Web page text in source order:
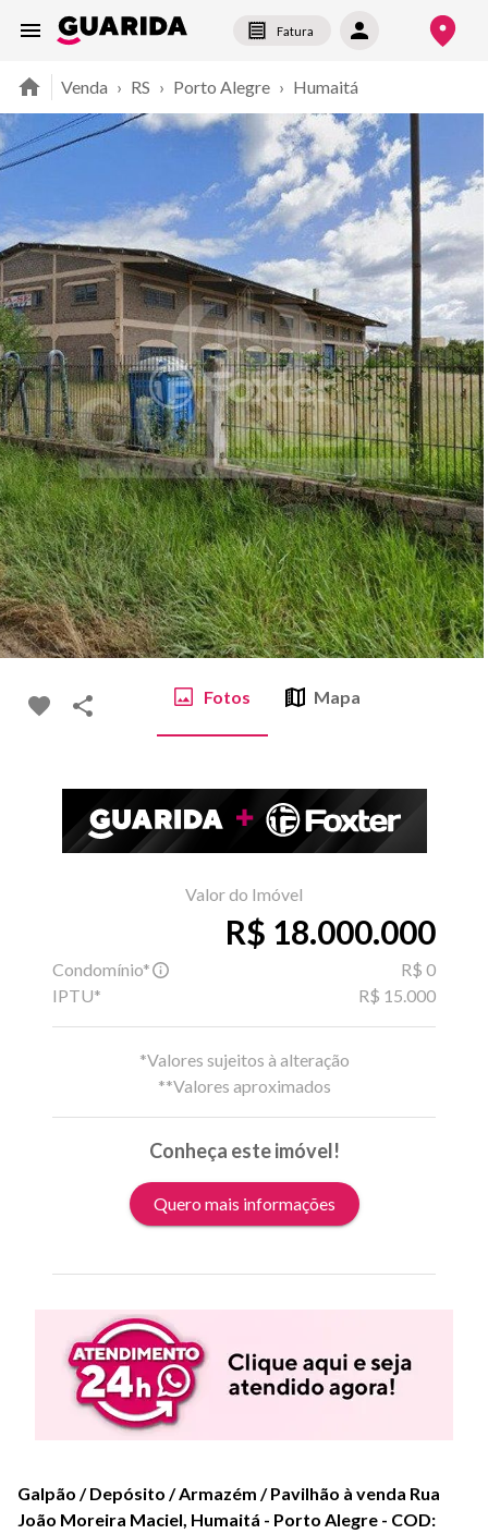
Fatura
Venda › RS › Porto Alegre › Humaitá
Fotos Mapa
Valor do Imóvel
R$ 18.000.000
Condomínio*
R$ 0
IPTU*
R$ 15.000
*Valores sujeitos à alteração
**Valores aproximados
Conheça este imóvel!
Quero mais informações
Galpão / Depósito / Armazém / Pavilhão à venda Rua
João Moreira Maciel, Humaitá - Porto Alegre - COD: